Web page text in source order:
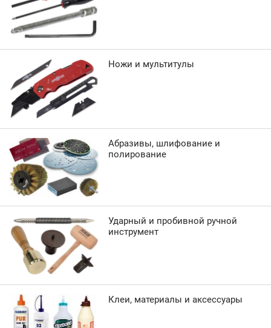
Ножи и мультитулы
Абразивы, шлифование и
полирование
Ударный и пробивной ручной
инструмент
Клеи, материалы и аксессуары